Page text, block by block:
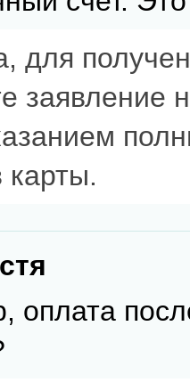
для
заявление
карты.
оплата